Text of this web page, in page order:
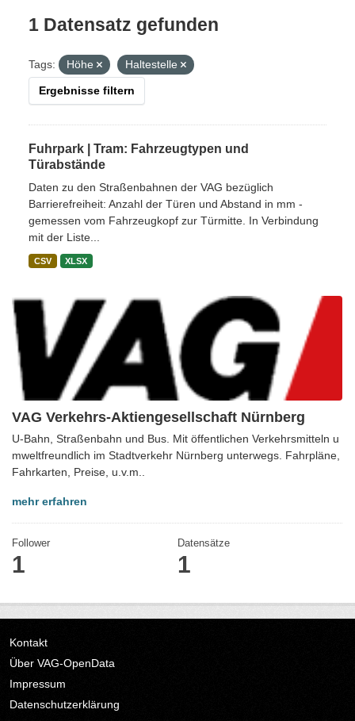
VAG Verkehrs-Aktiengesellschaft Nürnberg
U-Bahn, Straßenbahn und Bus. Mit öffentlichen Verkehrsmitteln u
mweltfreundlich im Stadtverkehr Nürnberg unterwegs. Fahrpläne,
Fahrkarten, Preise, u.v.m..
mehr erfahren
Follower
1
Datensätze
1
1 Datensatz gefunden
Tags: Höhe Haltestelle
Ergebnisse filtern
Fuhrpark | Tram: Fahrzeugtypen und
Türabstände
Daten zu den Straßenbahnen der VAG bezüglich
Barrierefreiheit: Anzahl der Türen und Abstand in mm -
gemessen vom Fahrzeugkopf zur Türmitte. In Verbindung
mit der Liste...
CSV XLSX
Kontakt
Über VAG-OpenData
Impressum
Datenschutzerklärung